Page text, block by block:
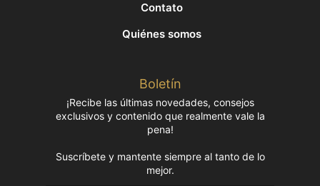
Contato
Quiénes somos
Boletín
¡Recibe las últimas novedades, consejos
exclusivos y contenido que realmente vale la
pena!
Suscríbete y mantente siempre al tanto de lo
mejor.